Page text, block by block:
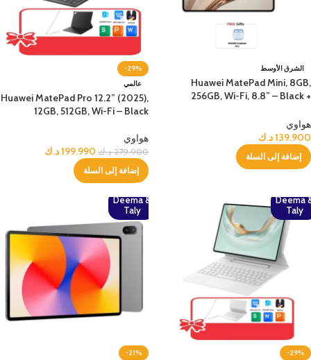
الشرق الأوسط
Huawei MatePad Mini, 8GB,
256GB, Wi-Fi, 8.8” – Black +
هواوي
139.900د.ك
إضافة إلى السلة
-29%
عالمي
Huawei MatePad Pro 12.2” (2025),
12GB, 512GB, Wi-Fi – Black
هواوي
279.900 د.ك 199.990د.ك
إضافة إلى السلة
Deema
Taly
-29%
Deema &
Taly
-21%